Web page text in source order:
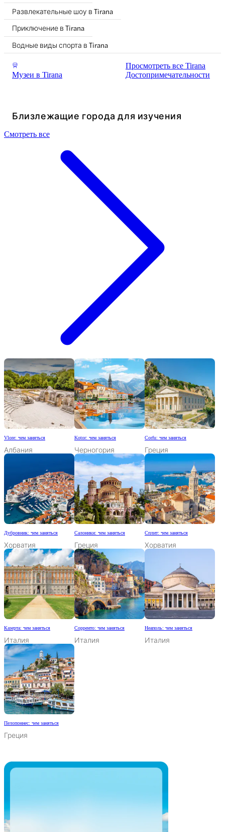
Развлекательные шоу в Tirana
Приключение в Tirana
Водные виды спорта в Tirana
Музеи в Tirana
Просмотреть все Tirana
Достопримечательности
Близлежащие города для изучения
Смотреть все
Vlore: чем заняться
Албания
Kotor: чем заняться
Черногория
Corfu: чем заняться
Греция
Дубровник: чем заняться
Хорватия
Салоники: чем заняться
Греция
Сплит: чем заняться
Хорватия
Казерта: чем заняться
Италия
Сорренто: чем заняться
Италия
Неаполь: чем заняться
Италия
Пелопоннес: чем заняться
Греция